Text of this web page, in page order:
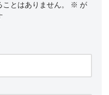
とはありません。 ※ が